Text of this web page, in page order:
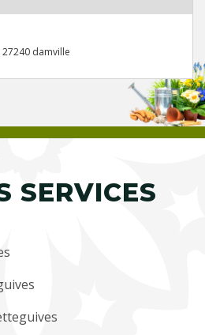
damville
SERVICES